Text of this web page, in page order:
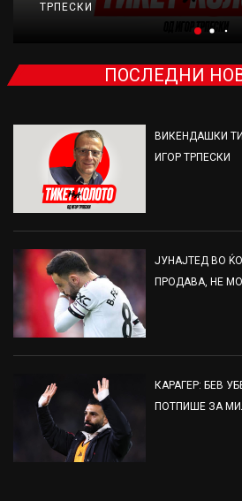
ТРПЕСКИ
ПОСЛЕДНИ
ВИКЕНДАШКИ
ИГОР ТРПЕСКИ
ЈУНАЈТЕД ВО
ПРОДАВА, НЕ
КАРАГЕР: БЕВ
ПОТПИШЕ ЗА